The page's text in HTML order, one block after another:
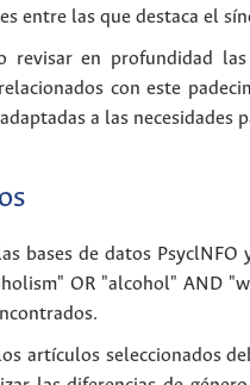
entre las que destaca el
revisar en profundidad
con este
a las necesidades
bases de datos
OR "alcohol" AND
artículos seleccionados